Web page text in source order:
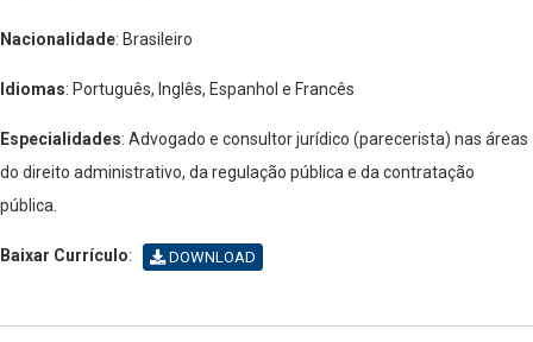
Nacionalidade: Brasileiro
Idiomas: Português, Inglês, Espanhol e Francês
Especialidades: Advogado e consultor jurídico (parecerista) nas áreas
do direito administrativo, da regulação pública e da contratação
pública.
Baixar Currículo: DOWNLOAD